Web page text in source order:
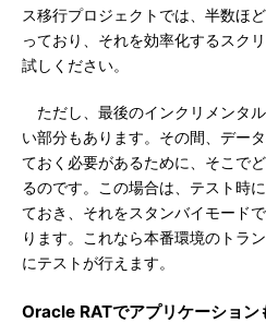
ス移行プロジェクトでは、半数ほ
っており、それを効率化するスク
試しください。
ただし、最後のインクリメンタ
い部分もあります。その間、デー
ておく必要があるために、そこで
るのです。この場合は、テスト時
ておき、それをスタンバイモード
ります。これなら本番環境のトラ
にテストが行えます。
Oracle RATでアプリケーション